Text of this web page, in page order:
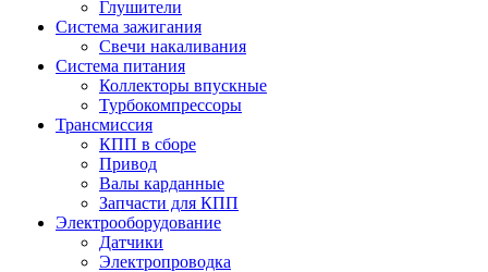
Глушители
Система зажигания
Свечи накаливания
Система питания
Коллекторы впускные
Турбокомпрессоры
Трансмиссия
КПП в сборе
Привод
Валы карданные
Запчасти для КПП
Электрооборудование
Датчики
Электропроводка